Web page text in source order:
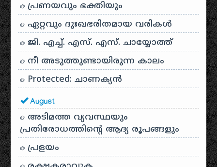
പ്രണയവും ഭക്തിയും
ഏറ്റവും ദുഃഖഭരിതമായ വരികൾ
ജി. എച്ച്. എസ്. എസ്. ചായ്യോത്ത്
നീ അടുത്തുണ്ടായിരുന്ന കാലം
Protected: ചാണക്യന്‍
August
അടിമത്ത വ്യവസ്ഥയും
പ്രതിരോധത്തിന്റെ ആദ്യ രൂപങ്ങളും
പ്രളയം